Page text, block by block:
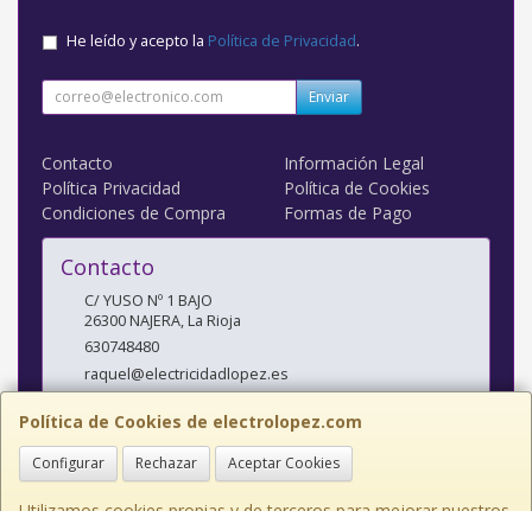
Política de Cookies de electrolopez.com
Configurar Rechazar Aceptar Cookies
He leído y acepto la Política de Privacidad.
Enviar
Contacto
Información Legal
Política Privacidad
Política de Cookies
Condiciones de Compra
Formas de Pago
Contacto
C/ YUSO Nº 1 BAJO
26300NAJERA,La Rioja
630748480
raquel@electricidadlopez.es
Horario
LUNES A VIERNES DE 10:00 A 14:00 H Y DE 17:00 H A 20:00 H